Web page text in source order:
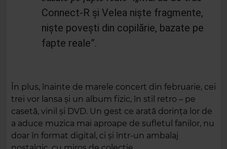
Connect-R și Velea niște fragmente,
niște povești din copilărie, bazate pe
fapte reale”.
În plus, înainte de marele concert din februarie, cei
trei vor lansa și un album fizic, în stil retro – pe
casetă, vinil și DVD. Un gest ce arată dorința lor de
a aduce muzica mai aproape de sufletul fanilor, nu
doar în format digital, ci și într-un ambalaj